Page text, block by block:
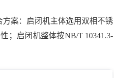
方案：启闭机主体选用双相不锈
；启闭机整体按NB/T 10341.3-